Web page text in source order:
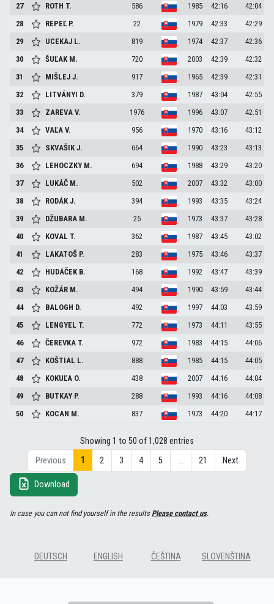
27
ROTH T. 586 1985 42:16
42:04
28
REPEĽ P. 22 1979 42:33
42:29
29
UCEKAJ L. 819 1974 42:37
42:36
30
ŠUĽAK M. 720 2003 42:39
42:32
31
MIŠLEJJ. 917 1965 42:39
42:31
32
LITVÁNYI D. 379 1987 43:04
42:55
33
ZAREVAV. 1976 1996 43:07
42:51
34
VAĽAV. 956 1970 43:16
43:12
35
SKVAŠIKJ. 664 1990 43:23
43:13
36
LEHOCZKY M. 694 1988 43:29
43:20
37
LUKÁČ M. 502 2007 43:32
43:00
38
RODÁKJ. 394 1993 43:35
43:24
39
DŽUBARA M. 25 1973 43:37
43:28
40
KOVAL T. 362 1987 43:45
43:02
41
LAKATOŠ P. 283 1975 43:46
43:37
42
HUDÁČEK B. 168 1992 43:47
43:39
43
KOŽÁR M. 494 1990 43:59
43:44
44
BALOGH D. 492 1997 44:03
43:59
45
LENGYEL T. 772 1973 44:11
43:55
46
ČEREVKA T. 972 1983 44:15
44:06
47
KOŠTIAL L. 888 1985 44:15
44:05
48
KOKUĽA O. 438 2007 44:16
44:04
49
BUTKAY P. 288 1993 44:16
44:08
50
KOCAN M. 837 1973 44:20 44:17
Showing 1 to 50 of 1,028 entries
Previous
1 2 3 4 5 … 21 Next
Download
In case you can not find yourself in the resultsPlease contact us.
DEUTSCH ENGLISH ČEŠTINA SLOVENŠTINA